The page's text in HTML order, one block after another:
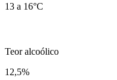
13 a 16°C
Teor alcoólico
12,5%